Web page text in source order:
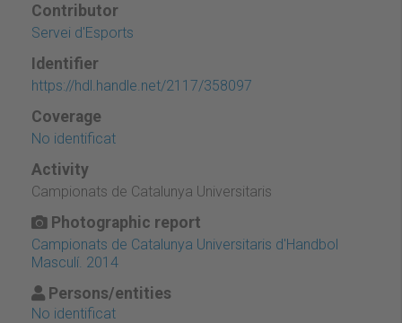
Contributor
Servei d'Esports
Identifier
https://hdl.handle.net/2117/358097
Coverage
No identificat
Activity
Campionats de Catalunya Universitaris
Photographic report
Campionats de Catalunya Universitaris d'Handbol
Masculí. 2014
Persons/entities
No identificat